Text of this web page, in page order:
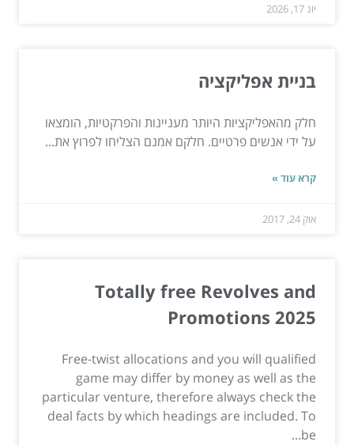
יונ 17, 2026
בניית אפליקציה
חלק מהאפליקציות היותר מעניינות והפרקטיות, הומצאו
על ידי אנשים פרטיים. חלקם אמנם הצליחו לפרוץ את...
קרא עוד »
אוק 24, 2017
Totally free Revolves and
Promotions 2025
Free-twist allocations and you will qualified
game may differ by money as well as the
particular venture, therefore always check the
deal facts by which headings are included. To
be...